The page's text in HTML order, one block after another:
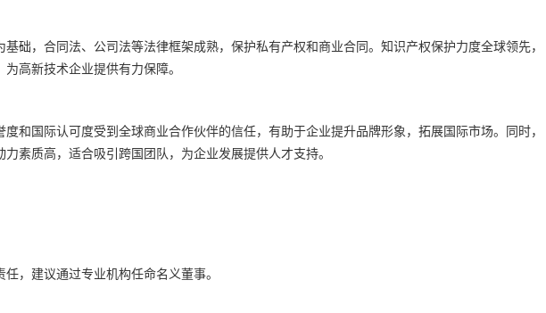
基础，合同法、公司法等法律框架成熟，保护私有产权和商业合同。知识产权保护力度全球领先，
高新技术企业提供有力保障。
度和国际认可度受到全球商业合作伙伴的信任，有助于企业提升品牌形象，拓展国际市场。同时，
素质高，适合吸引跨国团队，为企业发展提供人才支持。
，建议通过专业机构任命名义董事。